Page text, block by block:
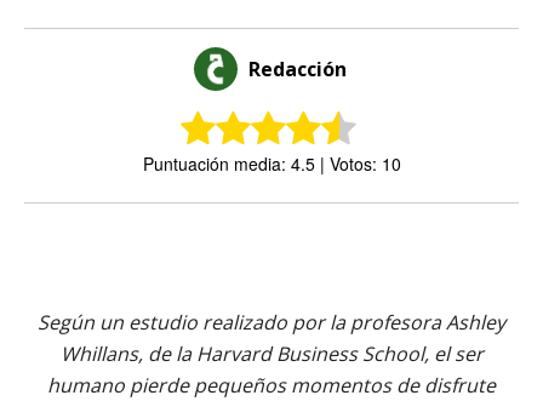
Redacción
Puntuación media: 4.5 | Votos: 10
Según un estudio realizado por la profesora Ashley
Whillans, de la Harvard Business School, el ser
humano pierde pequeños momentos de disfrute